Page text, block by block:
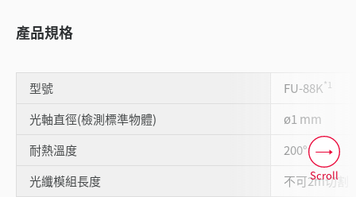
產品規格
型號 FU-88K*1
光軸直徑(檢測標準物體)
ø1 mm
耐熱溫度
200°C
光纖模組長度
不可2m切割
Scroll